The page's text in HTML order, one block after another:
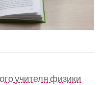
учителя физики